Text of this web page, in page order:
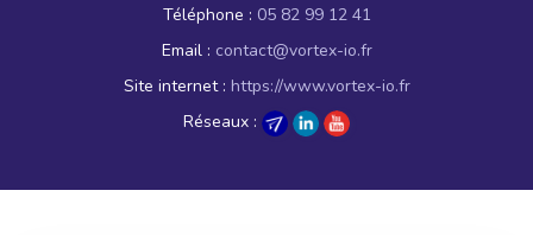
Téléphone : 05 82 99 12 41
Email : contact@vortex-io.fr
Site internet : https://www.vortex-io.fr
Réseaux :